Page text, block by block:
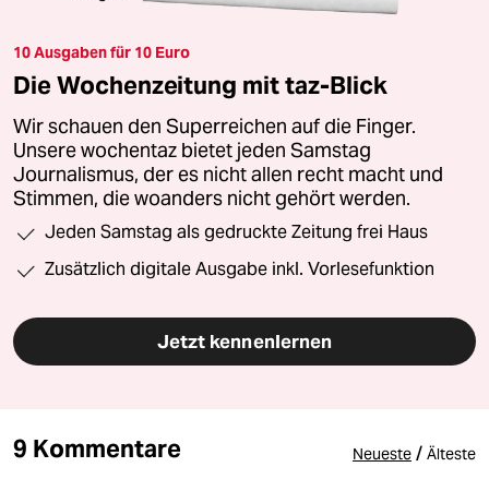
10 Ausgaben für 10 Euro
Die Wochenzeitung mit taz-Blick
Wir schauen den Superreichen auf die Finger.
Unsere wochentaz bietet jeden Samstag
Journalismus, der es nicht allen recht macht und
Stimmen, die woanders nicht gehört werden.
Jeden Samstag als gedruckte Zeitung frei Haus
Zusätzlich digitale Ausgabe inkl. Vorlesefunktion
Jetzt kennenlernen
9 Kommentare Neueste / Älteste